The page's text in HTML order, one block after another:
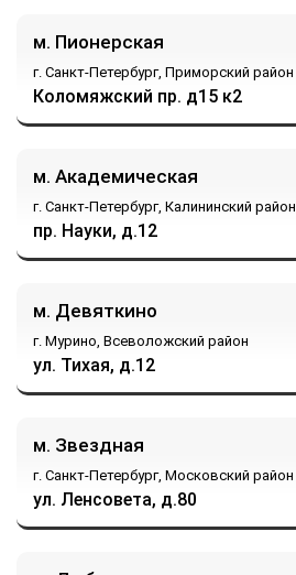
м. Пионерская
г. Санкт-Петербург, Приморский район
Коломяжский пр. д15 к2
м. Академическая
г. Санкт-Петербург, Калининский район
пр. Науки, д.12
м. Девяткино
г. Мурино, Всеволожский район
ул. Тихая, д.12
м. Звездная
г. Санкт-Петербург, Московский район
ул. Ленсовета, д.80